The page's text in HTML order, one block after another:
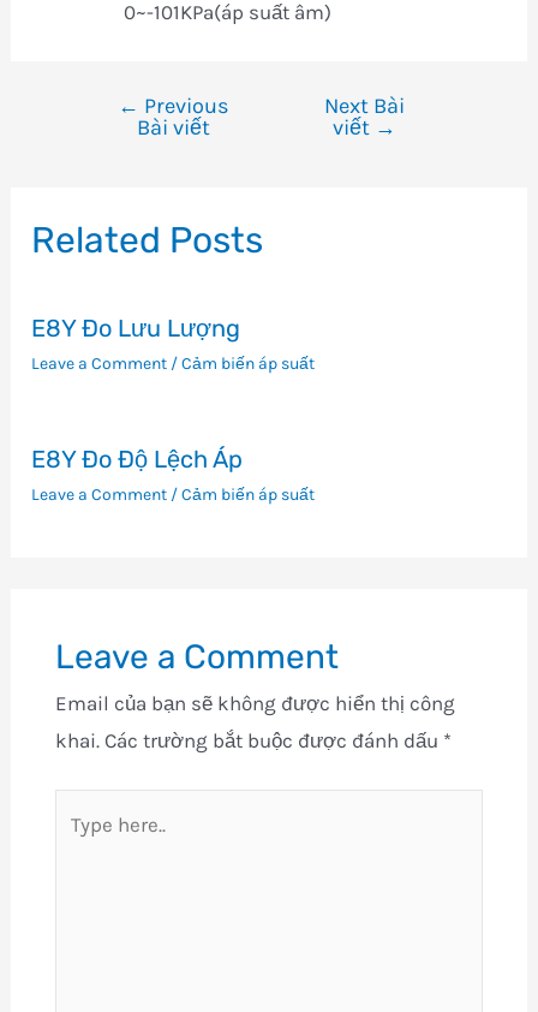
0~-101KPa(áp suất âm)
viết
← Previous
Bài viết
Next Bài
viết →
Related Posts
E8Y Đo Lưu Lượng
Leave a Comment /Cảm biến áp suất
E8Y Đo Độ Lệch Áp
Leave a Comment /Cảm biến áp suất
Leave a Comment
Email của bạn sẽ không được hiển thị công
khai. Các trường bắt buộc được đánh dấu *
here..